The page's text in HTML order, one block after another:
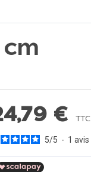
€ TTC
5/5 - 1 avis